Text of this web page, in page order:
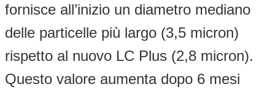
fornisce all’inizio un diametro mediano
delle particelle più largo (3,5 micron)
rispetto al nuovo LC Plus (2,8 micron).
Questo valore aumenta dopo 6 mesi